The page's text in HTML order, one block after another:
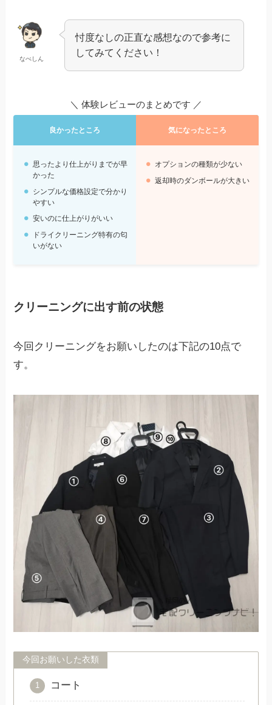
なべしん
忖度なしの正直な感想なので参考に
してみてください！
＼ 体験レビューのまとめです ／
良かったところ 気になったところ
思ったより仕上がりまでが早
かった
シンプルな価格設定で分かり
やすい
安いのに仕上がりがいい
ドライクリーニング特有の匂
いがない
オプションの種類が少ない
返却時のダンボールが大きい
クリーニングに出す前の状態
今回クリーニングをお願いしたのは下記の10点で
す。
今回お願いした衣類
コート